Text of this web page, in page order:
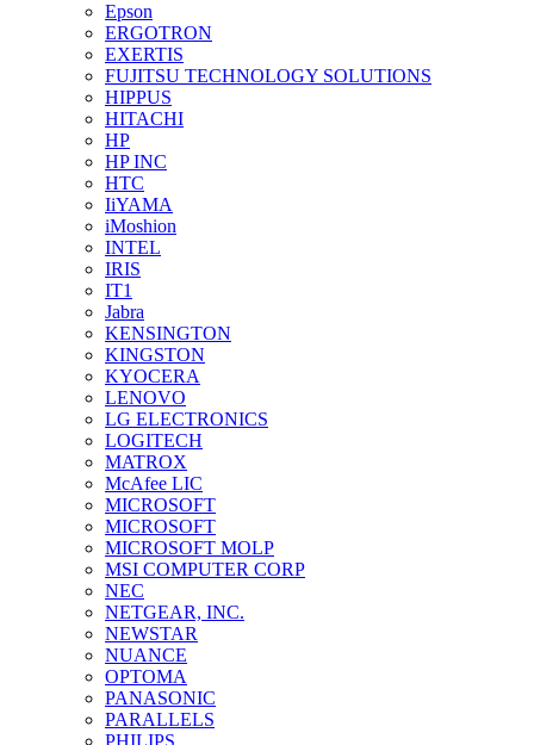
Epson
ERGOTRON
EXERTIS
FUJITSU TECHNOLOGY SOLUTIONS
HIPPUS
HITACHI
HP
HP INC
HTC
IiYAMA
iMoshion
INTEL
IRIS
IT1
Jabra
KENSINGTON
KINGSTON
KYOCERA
LENOVO
LG ELECTRONICS
LOGITECH
MATROX
McAfee LIC
MICROSOFT
MICROSOFT
MICROSOFT MOLP
MSI COMPUTER CORP
NEC
NETGEAR, INC.
NEWSTAR
NUANCE
OPTOMA
PANASONIC
PARALLELS
PHILIPS